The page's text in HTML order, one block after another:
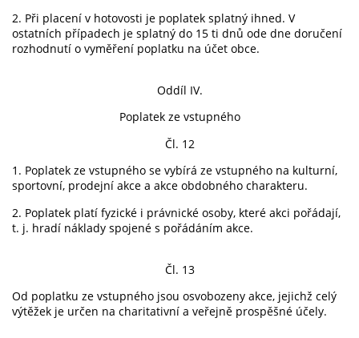
2. Při placení v hotovosti je poplatek splatný ihned. V
ostatních případech je splatný do 15 ti dnů ode dne doručení
rozhodnutí o vyměření poplatku na účet obce.
Oddíl IV.
Poplatek ze vstupného
Čl. 12
1. Poplatek ze vstupného se vybírá ze vstupného na kulturní,
sportovní, prodejní akce a akce obdobného charakteru.
2. Poplatek platí fyzické i právnické osoby, které akci pořádají,
t. j. hradí náklady spojené s pořádáním akce.
Čl. 13
Od poplatku ze vstupného jsou osvobozeny akce, jejichž celý
výtěžek je určen na charitativní a veřejně prospěšné účely.